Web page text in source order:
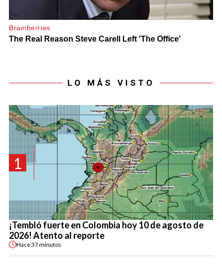
LO MÁS VISTO
1
¡Tembló fuerte en Colombia hoy 10 de agosto de
2026! Atento al reporte
Hace37 minutos